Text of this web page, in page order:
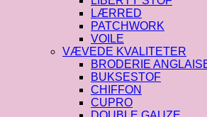
LÆRRED
PATCHWORK
VOILE
VÆVEDE KVALITETER
BRODERIE
BUKSESTOF
CHIFFON
CUPRO